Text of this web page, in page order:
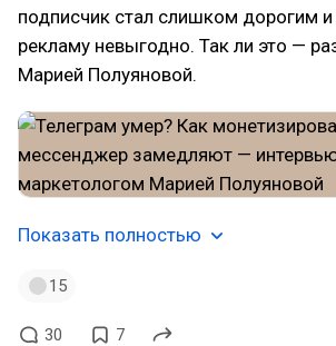
подписчик стал слишком дорогим и
рекламу невыгодно. Так ли это —
Марией Полуяновой.
Показать полностью
15
30 7